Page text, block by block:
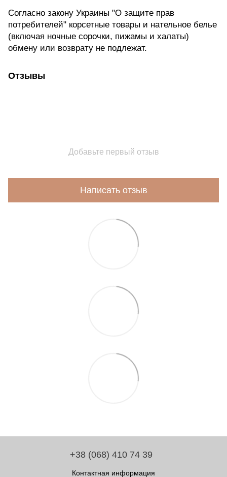
Согласно закону Украины "О защите прав
потребителей" корсетные товары и нательное белье
(включая ночные сорочки, пижамы и халаты)
обмену или возврату не подлежат.
Отзывы
Добавьте первый отзыв
Написать отзыв
+38 (068) 410 74 39
Контактная информация